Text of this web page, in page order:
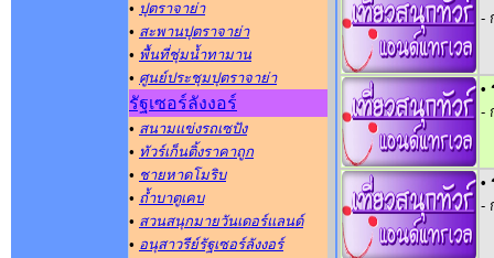
• ปุตราจาย่า
• สะพานปุตราจาย่า
• พื้นที่ชุ่มน้ำทามาน
• ศูนย์ประชุมปุตราจาย่า
รัฐเซอร์ลังงอร์
• สนามแข่งรถเซปัง
• ทัวร์เก็นติ้งราคาถูก
• ชายหาดโมริบ
• ถ้ำบาตูเคบ
• สวนสนุกมายวันเดอร์แลนด์
• อนุสาวรีย์รัฐเซอร์ลังงอร์
-
•
-
•
-